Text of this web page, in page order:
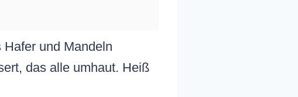
und Mandeln
das alle umhaut. Heiß